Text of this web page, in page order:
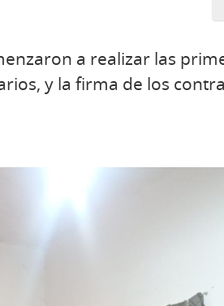
a realizar las
y la firma de los